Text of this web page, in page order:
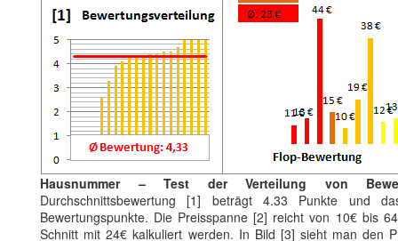
Hausnummer – Test der Verteilung von
Durchschnittsbewertung [1] beträgt 4.33 Punkte und
Bewertungspunkte. Die Preisspanne [2] reicht von 10€ bis
Schnitt mit 24€ kalkuliert werden. In Bild [3] sieht man den